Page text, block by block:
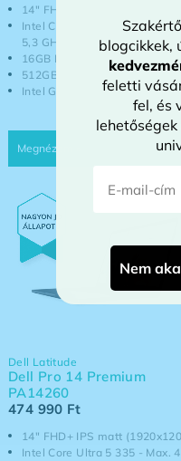
14" FHD+ IPS matt
Intel Core Ultra 7 265U - Max.
5,3 GHz, 12 mag / 14 szál
16GB DDR5
512GB NVMe SSD (PCIe 4.0)
Intel Graphics
14" FHD+ IPS matt
Intel Core Ultra 5 335 - Max.
Dell Latitude
Dell Pro 14 Premium
PA14260
474 990 Ft
blogcikkek,
feletti
fel, és